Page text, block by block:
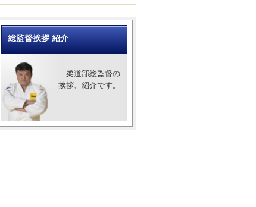
総監督挨拶 紹介
柔道部総監督の
挨拶、紹介です。